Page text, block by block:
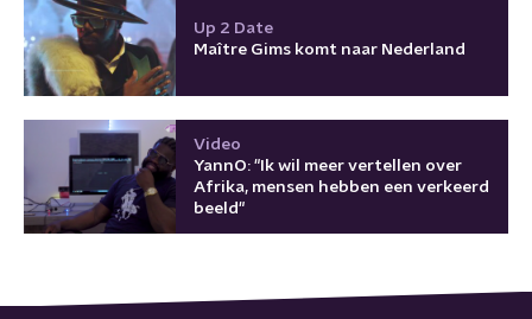
Up 2 Date
Maître Gims komt naar Nederland
Video
YannO: "Ik wil meer vertellen over
Afrika, mensen hebben een verkeerd
beeld"